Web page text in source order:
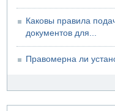
Каковы правила
документов для...
Правомерна ли